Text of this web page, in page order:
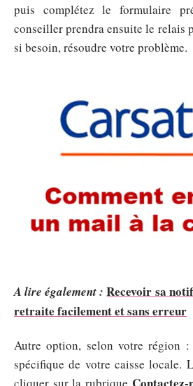
puis complétez le formulaire
conseiller prendra ensuite le relais
si besoin, résoudre votre problème.
A lire également : Recevoir sa
retraite facilement et sans erreur
Autre option, selon votre région
spécifique de votre caisse locale.